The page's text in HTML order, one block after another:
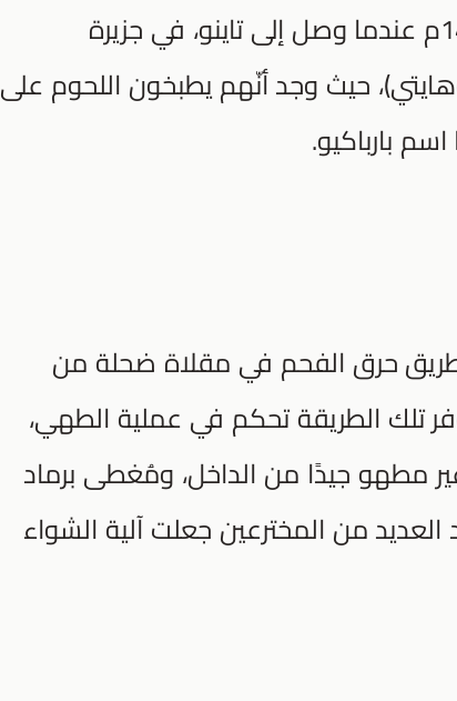
قبل كريستوفر كولومبوس في عام 1492م عندما وصل إلى تاينو، في جزيرة
حيث وجد أنّهم يطبخون اللحوم على
بارباكيو.
حرق الفحم في مقلاة ضحلة من
تلك الطريقة تحكم في عملية الطهي،
مطهو جيدًا من الداخل، ومُغطى برماد
العديد من المخترعين جعلت آلية الشواء